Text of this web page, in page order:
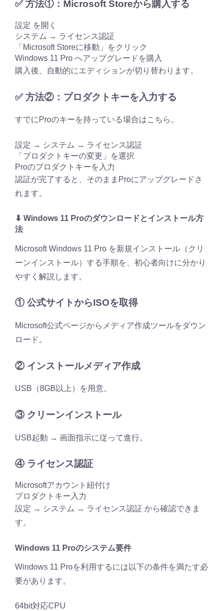
✅ 方法①：Microsoft Storeから購入する
設定 を開く
システム → ライセンス認証
「Microsoft Storeに移動」をクリック
Windows 11 Pro へアップグレードを購入
購入後、自動的にエディションが切り替わります。
✅ 方法②：プロダクトキーを入力する
すでにProのキーを持っている場合はこちら。
設定 → システム → ライセンス認証
「プロダクトキーの変更」を選択
Proのプロダクトキーを入力
認証が完了すると、そのままProにアップグレードさ
れます。
⬇ Windows 11 Proのダウンロードとインストール方
法
Microsoft Windows 11 Pro を新規インストール（クリ
ーンインストール）する手順を、初心者向けに分かり
やすく解説します。
① 公式サイトからISOを取得
Microsoft公式ページからメディア作成ツールをダウン
ロード。
② インストールメディア作成
USB（8GB以上）を用意。
③ クリーンインストール
USB起動 → 画面指示に従って進行。
④ ライセンス認証
Microsoftアカウント紐付け
プロダクトキー入力
設定 → システム → ライセンス認証 から確認できま
す。
Windows 11 Proのシステム要件
Windows 11 Proを利用するには以下の条件を満たす必
要があります。
64bit対応CPU